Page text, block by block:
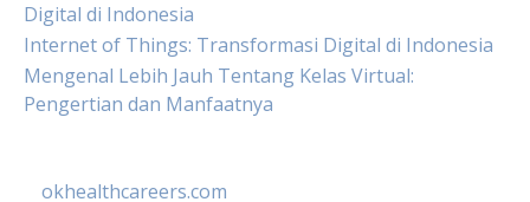
Digital di Indonesia
Internet of Things: Transformasi Digital di Indonesia
Mengenal Lebih Jauh Tentang Kelas Virtual:
Pengertian dan Manfaatnya
okhealthcareers.com